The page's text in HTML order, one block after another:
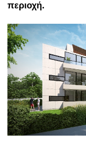
περιοχή.